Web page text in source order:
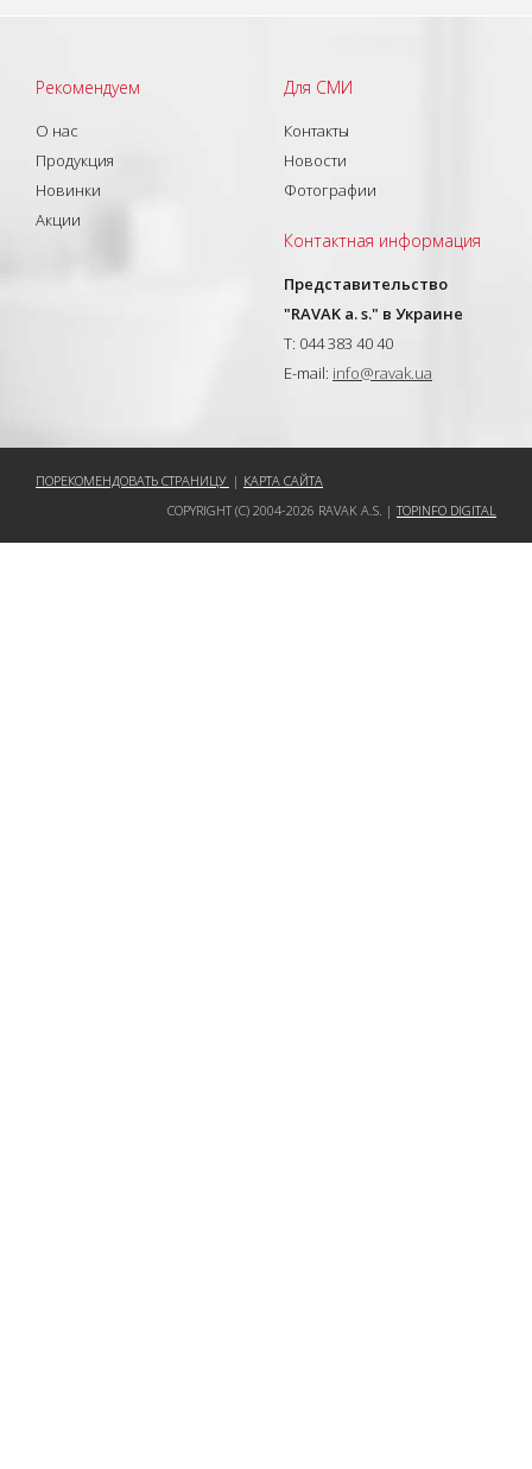
Рекомендуем
О нас
Продукция
Новинки
Акции
Для СМИ
Контакты
Новости
Фотографии
Контактная информация
Представительство
"RAVAK a. s." в Украине
T: 044 383 40 40
E-mail: info@ravak.ua
ПОРЕКОМЕНДОВАТЬ СТРАНИЦУ | КАРТА САЙТА
COPYRIGHT (C) 2004-2026 RAVAK A.S. |TOPINFO DIGITAL